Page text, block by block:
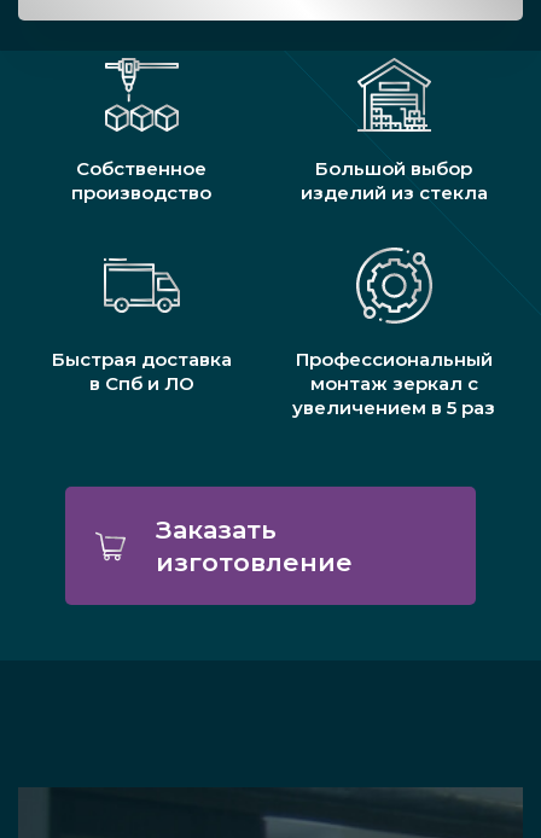
Собственное
производство
Большой выбор
изделий из стекла
Быстрая доставка
в Спб и ЛО
Профессиональный
монтаж зеркал с
увеличением в 5 раз
Заказать
изготовление